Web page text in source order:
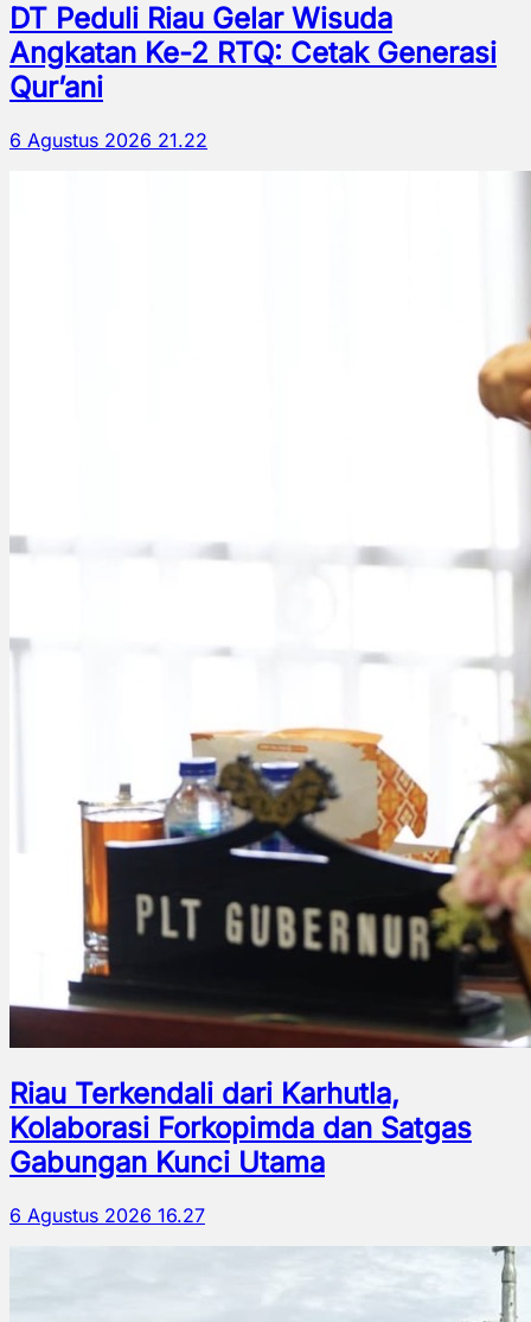
DT Peduli Riau Gelar Wisuda
Angkatan Ke-2 RTQ: Cetak Generasi
Qur’ani
6 Agustus 2026 21.22
Riau Terkendali dari Karhutla,
Kolaborasi Forkopimda dan Satgas
Gabungan Kunci Utama
6 Agustus 2026 16.27